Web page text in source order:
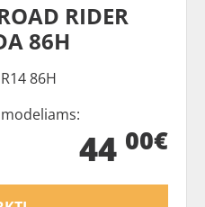
RIDER
86H
86H
44 00€